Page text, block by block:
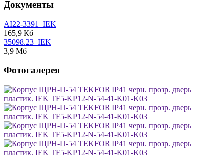
Документы
AI22-3391_IEK
165,9 Кб
35098.23_IEK
3,9 Мб
Фотогалерея